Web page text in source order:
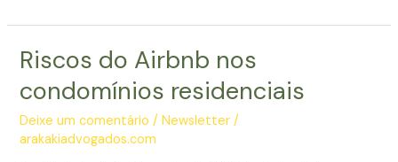
STF
julgará
inconstitucionalidade
de
Riscos do Airbnb nos
condomínios residenciais
Deixe um comentário /Newsletter /
arakakiadvogados.com